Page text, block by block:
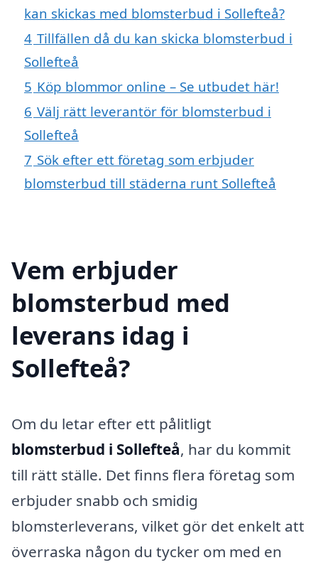
kan skickas med blomsterbud i Sollefteå?
4 Tillfällen då du kan skicka blomsterbud i
Sollefteå
5 Köp blommor online – Se utbudet här!
6 Välj rätt leverantör för blomsterbud i
Sollefteå
7 Sök efter ett företag som erbjuder
blomsterbud till städerna runt Sollefteå
Vem erbjuder
blomsterbud med
leverans idag i
Sollefteå?
Om du letar efter ett pålitligt
blomsterbud i Sollefteå, har du kommit
till rätt ställe. Det finns flera företag som
erbjuder snabb och smidig
blomsterleverans, vilket gör det enkelt att
överraska någon du tycker om med en